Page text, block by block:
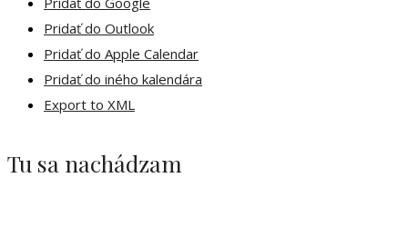
Pridať do Outlook
Pridať do Apple Calendar
Pridať do iného kalendára
Export to XML
Tu sa nachádzam